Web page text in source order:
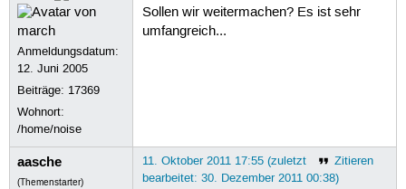
Anmeldungsdatum:
12. Juni 2005
Beiträge: 17369
Wohnort:
/home/noise
Sollen wir weitermachen? Es ist sehr
umfangreich...
aasche
(Themenstarter)
Zitieren
11. Oktober 2011 17:55 (zuletzt
bearbeitet: 30. Dezember 2011 00:38)